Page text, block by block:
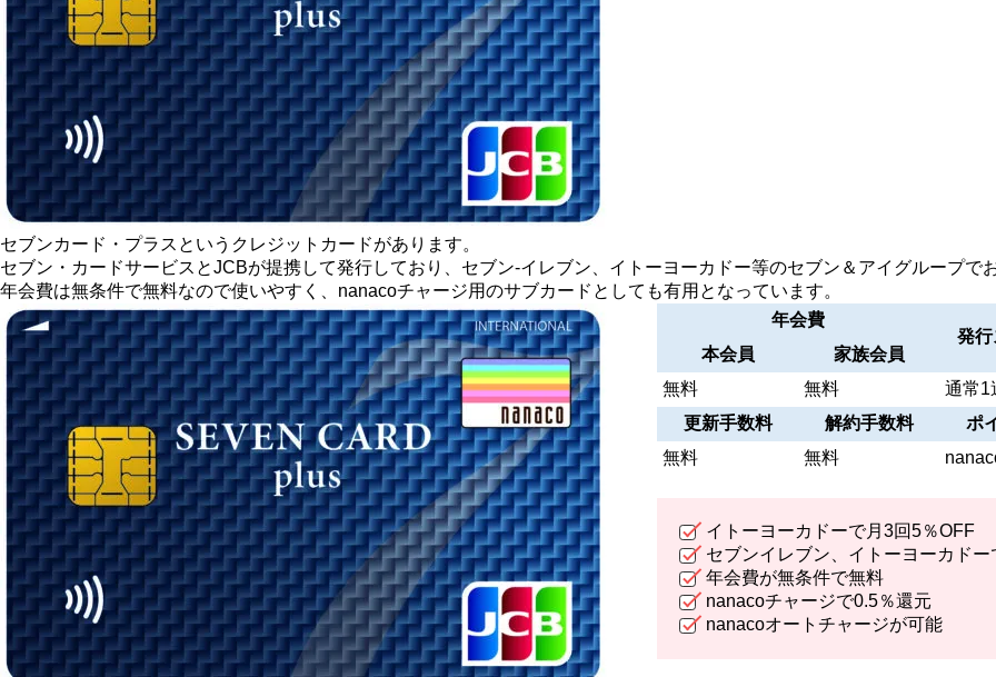
セブンカード・プラスというクレジットカードがあります。
セブン・カードサービスとJCBが提携して発行しており、セブン-イレブン、イトーヨーカドー等のセブン＆アイグループで
年会費は無条件で無料なので使いやすく、nanacoチャージ用のサブカードとしても有用となっています。
年会費
発行
本会員
家族会員
無料
無料
通常1
更新手数料
解約手数料
ポ
無料
無料
イトーヨーカドーで月3回5％OFF
セブンイレブン、イトーヨーカドー
年会費が無条件で無料
nanacoチャージで0.5％還元
nanacoオートチャージが可能